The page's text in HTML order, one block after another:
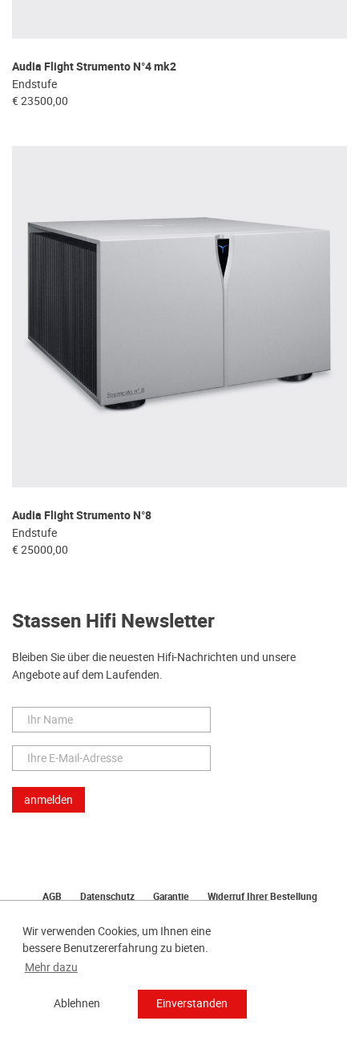
Wir verwenden Cookies, um Ihnen eine
bessere Benutzererfahrung zu bieten.
Mehr dazu
Ablehnen Einverstanden
Audia Flight Strumento N°4 mk2
Endstufe
€ 23500,00
Audia Flight Strumento N°8
Endstufe
€ 25000,00
Stassen Hifi Newsletter
Bleiben Sie über die neuesten Hifi-Nachrichten und unsere
Angebote auf dem Laufenden.
AGB Datenschutz Garantie
Widerruf Ihrer Bestellung